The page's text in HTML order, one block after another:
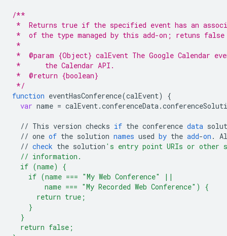
/**
*  Returns true if the specified event has an
*  of the type managed by this add-on; retuns false
*
*  @param {Object} calEvent The Google Calendar
*      the Calendar API.
*  @return {boolean}
*/
function eventHasConference(calEvent)
{
var name = calEvent.conferenceData.
// This version checks if the conference data
// one of the solution names used by the add-on .
// check the solution 's entry point URIs or other
  // information.
  if (name) {
    if (name === "My Web Conference" ||
        name === "My Recorded Web Conference") {
      return true;
    }
  }
  return false;